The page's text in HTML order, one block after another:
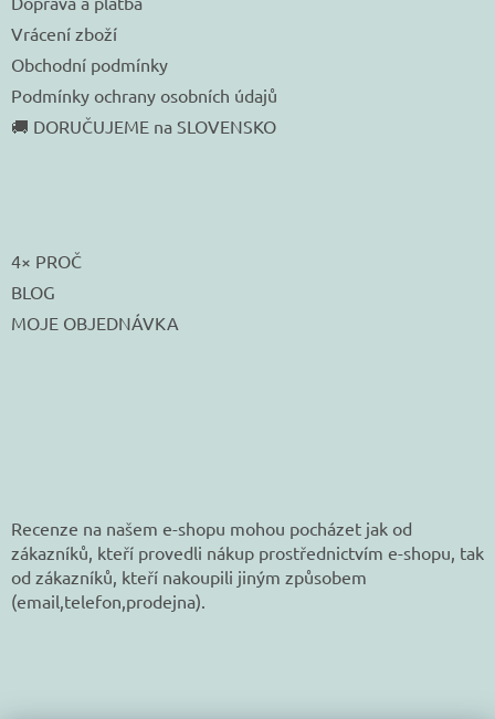
Vrácení zboží
Obchodní podmínky
Podmínky ochrany osobních údajů
🚚 DORUČUJEME na SLOVENSKO
4× PROČ
BLOG
MOJE OBJEDNÁVKA
Recenze na našem e-shopu mohou pocházet jak od
zákazníků, kteří provedli nákup prostřednictvím e-shopu, tak
od zákazníků, kteří nakoupili jiným způsobem
(email,telefon,prodejna).